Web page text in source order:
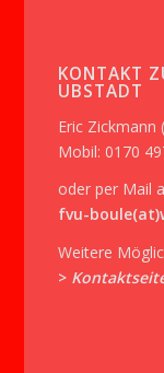
KONTAKT
UBSTADT
Eric Zickmann
Mobil: 0170
oder per Mail
fvu-
Weitere
>